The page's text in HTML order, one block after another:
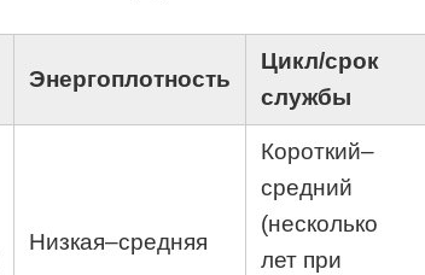
Энергоплотность
Цикл/срок
службы
Низкая–средняя
Короткий–
средний
(несколько
лет при